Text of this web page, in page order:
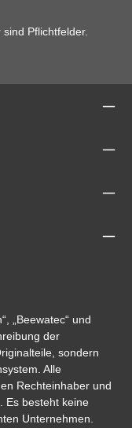
Pflichtfelder.
„Beewatec“ und
der
sondern
Alle
Rechteinhaber und
Es besteht keine
Unternehmen.